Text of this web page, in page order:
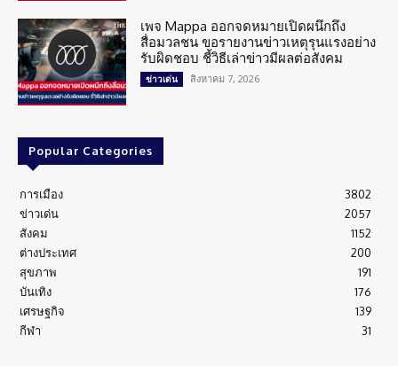
เพจ Mappa ออกจดหมายเปิดผนึกถึง
สื่อมวลชน ขอรายงานข่าวเหตุรุนแรงอย่าง
รับผิดชอบ ชี้วิธีเล่าข่าวมีผลต่อสังคม
ข่าวเด่น สิงหาคม 7, 2026
Popular Categories
การเมือง
3802
ข่าวเด่น
2057
สังคม
1152
ต่างประเทศ
200
สุขภาพ
191
บันเทิง
176
เศรษฐกิจ
139
กีฬา
31